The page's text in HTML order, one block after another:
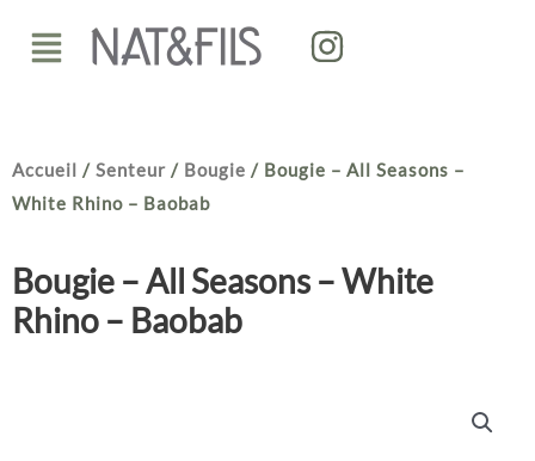
contenu
Menu
Accueil / Senteur / Bougie / Bougie – All Seasons –
White Rhino – Baobab
Bougie – All Seasons – White
Rhino – Baobab